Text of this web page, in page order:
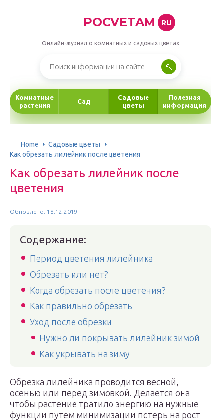
POCVETAM RU
Онлайн-журнал о комнатных и садовых цветах
Комнатные
растения
Сад
Садовые
цветы
Полезная
информация
Home
Садовые цветы
Как обрезать лилейник после цветения
Как обрезать лилейник после
цветения
Обновлено: 18.12.2019
Содержание:
Период цветения лилейника
Обрезать или нет?
Когда обрезать после цветения?
Как правильно обрезать
Уход после обрезки
Нужно ли покрывать лилейник зимой
Как укрывать на зиму
Обрезка лилейника проводится весной,
осенью или перед зимовкой. Делается она
чтобы растение тратило энергию на нужные
функции путем минимизации потерь на рост